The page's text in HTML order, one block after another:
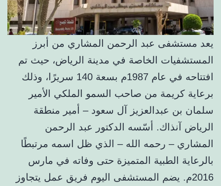
يعد مستشفى عبد الرحمن المشاري من أبرز
المستشفيات الخاصة في مدينة الرياض، حيث تم
افتتاحه في عام 1987م بسعة 140 سريرًا، وذلك
برعاية كريمة من صاحب السمو الملكي الأمير
سلمان بن عبدالعزيز آل سعود – أمير منطقة
الرياض آنذاك. أسّسه الدكتور عبد الرحمن
المشاري – رحمه الله – الذي ظل اسمه مرتبطًا
بالرعاية الطبية المتميزة حتى وفاته في مارس
2016م. يضم المستشفى اليوم فريق عمل يتجاوز